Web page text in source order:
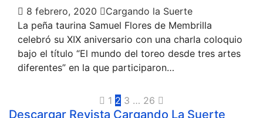
8 febrero, 2020
Cargando la Suerte
La peña taurina Samuel Flores de Membrilla
celebró su XIX aniversario con una charla coloquio
bajo el título “El mundo del toreo desde tres artes
diferentes” en la que participaron…
1 2 3 … 26
Descargar Revista Cargando La Suerte